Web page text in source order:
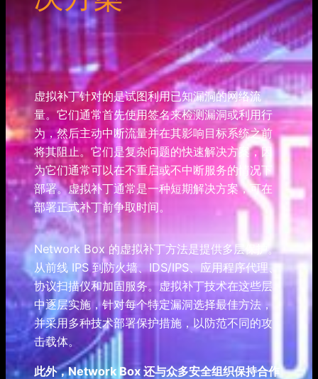
虚拟补丁针对的是试图利用已知漏洞的网络流
量。它们通常首先使用签名来检测漏洞或利用行
为，然后主动中断流量并在其影响目标系统之前
将其阻止。它们是复杂问题的快速解决方案，因
为它们通常可以在不重启或不中断服务的情况下
部署。虚拟补丁通常是一种短期解决方案，可在
部署正式补丁前争取时间。
Network Box 的虚拟补丁方法是提供多层保护。
从前线 IPS 到防火墙、IDS/IPS、应用程序代理、
协议扫描仪和加固服务。虚拟补丁技术在这些层
中逐层实施，针对每个特定漏洞选择最佳方法，
并采用多种技术部署保护措施，以防范不同的攻
击载体。
此外，Network Box 还与众多安全组织保持合作